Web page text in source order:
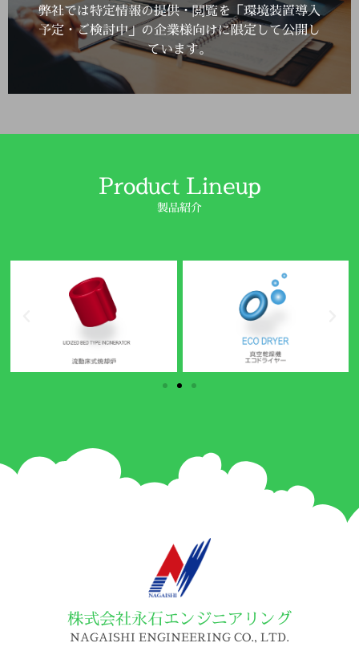
弊社では特定情報の提供・閲覧を「環境装置導入
予定・ご検討中」の企業様向けに限定して公開し
ています。
詳しくはこちら
Product Lineup
製品紹介
株式会社永石エンジニアリング
NAGAISHI ENGINEERING CO., LTD.